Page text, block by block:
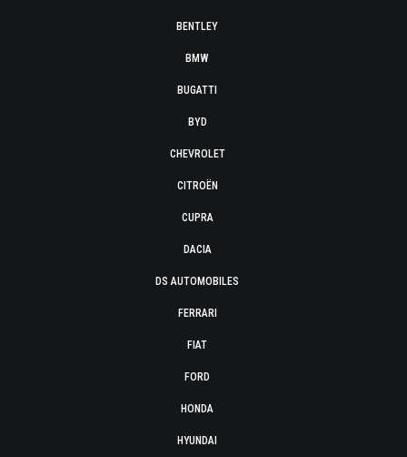
BENTLEY
BMW
BUGATTI
BYD
CHEVROLET
CITROËN
CUPRA
DACIA
DS AUTOMOBILES
FERRARI
FIAT
FORD
HONDA
HYUNDAI